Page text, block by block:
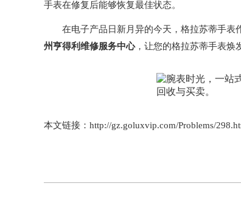
手表在修复后能够恢复最佳状态。
在电子产品日新月异的今天，格拉苏蒂手表
州亨得利维修服务中心，让您的格拉苏蒂手表焕
本文链接：http://gz.goluxvip.com/Problems/